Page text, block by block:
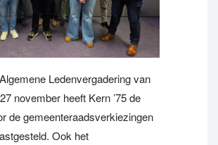
Ledenvergadering van
november heeft Kern ’75 de
de gemeenteraadsverkiezingen
Ook het